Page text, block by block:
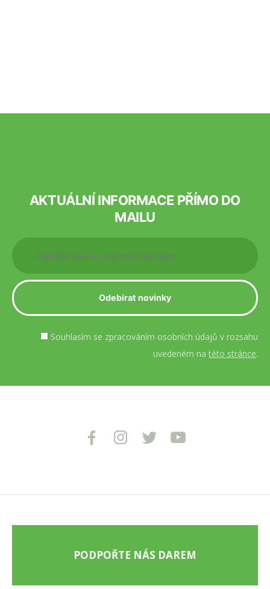
AKTUÁLNÍ INFORMACE PŘÍMO DO
MAILU
Souhlasím se zpracováním osobních údajů v rozsahu
uvedeném na této stránce.
PODPOŘTE NÁS DAREM